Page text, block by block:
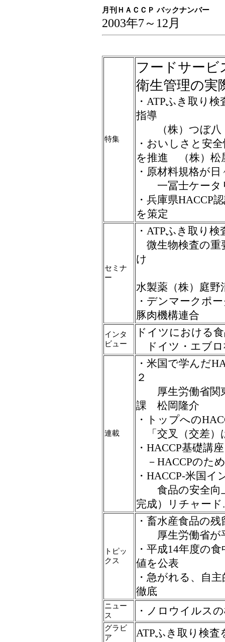
月刊ＨＡＣＣＰ バックナンバー
2003年7～12月
特集
フードサービ
衛生管理の実
・ATPふき取り
指導
（株）つぼ八
・おいしさと安
を推進 （株）松
・原材料規格が
一冨士ケータ
・兵庫県HACCP
を策定
セミナ
ー
・ATPふき取り
微生物検査の重
け
水製薬（株）庭野
・デンマークポ
豚肉機構連合
インタ
ビュー
ドイツにおける
ドイツ・エブ
連載
・米国で学んだ
２
厚生労働省関東
課 松岡隆介
・トップへの
「交叉（交差
・HACCP基礎講
－HACCPのた
・HACCP-米国
食品の安全向
完成）リチャー
トピッ
クス
・畜水産食品の
厚生労働省が
・平成14年度の
値を公表
・急がれる、自
徹底
ニュー
ス
・ノロウイルス
グラビ
ア
ATPふき取り検査